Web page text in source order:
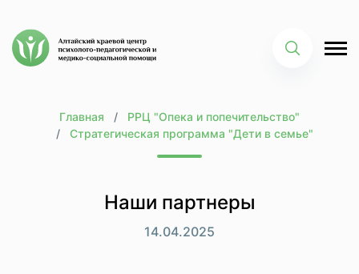
Главная
РРЦ "Опека и попечительство"
Стратегическая программа "Дети в семье"
Наши партнеры
14.04.2025